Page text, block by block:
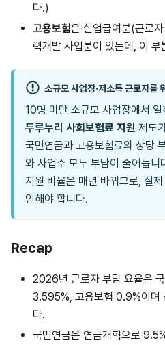
다.)
고용보험은 실업급여분(근로
력개발 사업분이 있는데, 이
소규모 사업장·저소득 근로자를
10명 미만 소규모 사업장에서
두루누리 사회보험료 지원 제도
국민연금과 고용보험료의 상당
와 사업주 모두 부담이 줄어듭
지원 비율은 매년 바뀌므로, 실
인해야 합니다.
Recap
2026년 근로자 부담 요율은
3.595%, 고용보험 0.9%이며
다.
국민연금은 연금개혁으로